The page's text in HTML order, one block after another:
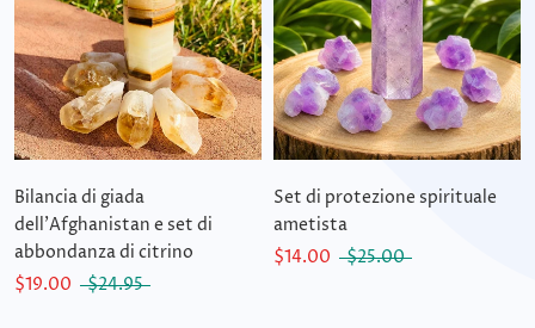
Bilancia di giada
dell'Afghanistan e set di
abbondanza di citrino
$19.00
$24.95
Set di protezione spirituale
ametista
$14.00
$25.00